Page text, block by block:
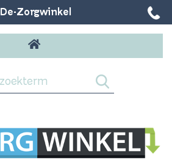
De-Zorgwinkel